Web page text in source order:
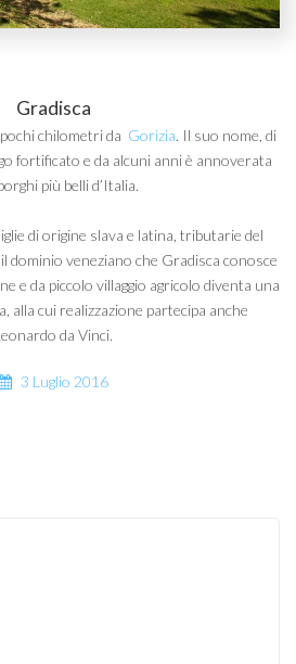
Gradisca
chilometri da Gorizia. Il suo nome, di
fortificato e da alcuni anni è annoverata
più belli d’Italia.
di origine slava e latina, tributarie del
dominio veneziano che Gradisca conosce
e da piccolo villaggio agricolo diventa una
alla cui realizzazione partecipa anche
da Vinci.
3 Luglio 2016